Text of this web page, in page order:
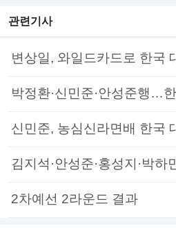
관련기사
변상일, 와일드카드로 한국
박정환·신민준·안성준행…
신민준, 농심신라면배 한국
김지석·안성준·홍성지·박하
2차예선 2라운드 결과